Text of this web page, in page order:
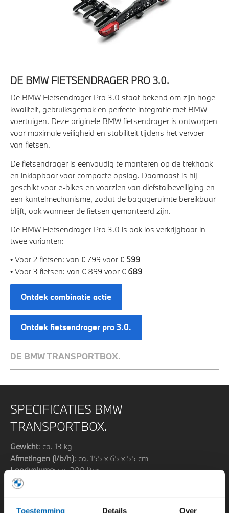
Toestemming Details Over
DE BMW TRANSPORTBOX.
DE BMW FIETSENDRAGER PRO 3.0.
De BMW Fietsendrager Pro 3.0 staat bekend om zijn hoge
kwaliteit, gebruiksgemak en perfecte integratie met BMW
voertuigen. Deze originele BMW fietsendrager is ontworpen
voor maximale veiligheid en stabiliteit tijdens het vervoer
van fietsen.
De fietsendrager is eenvoudig te monteren op de trekhaak
en inklapbaar voor compacte opslag. Daarnaast is hij
geschikt voor e-bikes en voorzien van diefstalbeveiliging en
een kantelmechanisme, zodat de bagageruimte bereikbaar
blijft, ook wanneer de fietsen gemonteerd zijn.
De BMW Fietsendrager Pro 3.0 is ook los verkrijgbaar in
twee varianten:
• Voor 2 fietsen: van € 799 voor € 599
• Voor 3 fietsen: van € 899 voor € 689
Ontdek combinatie actie
Ontdek fietsendrager pro 3.0.
SPECIFICATIES BMW
TRANSPORTBOX.
Gewicht: ca. 13 kg
Afmetingen (l/b/h): ca. 155 x 65 x 55 cm
Laadvolume: ca. 300 liter
Maximale belasting